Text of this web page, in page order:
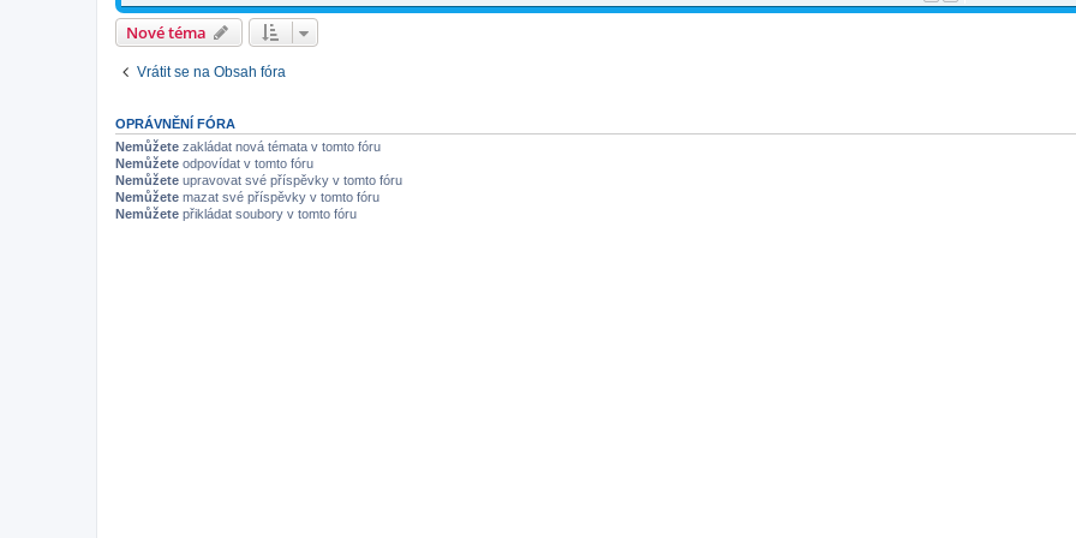
Nové téma
Vrátit se na Obsah fóra
OPRÁVNĚNÍ FÓRA
Nemůžete zakládat nová témata v tomto fóru
Nemůžete odpovídat v tomto fóru
Nemůžete upravovat své příspěvky v tomto fóru
Nemůžete mazat své příspěvky v tomto fóru
Nemůžete přikládat soubory v tomto fóru